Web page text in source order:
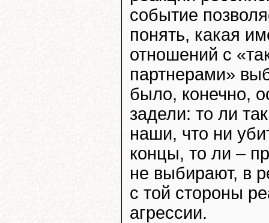
событие
понять, какая
отношений с
партнерами»
было, конечно,
задели: то ли
наши, что ни
концы, то ли –
не выбирают, в
с той стороны
агрессии.